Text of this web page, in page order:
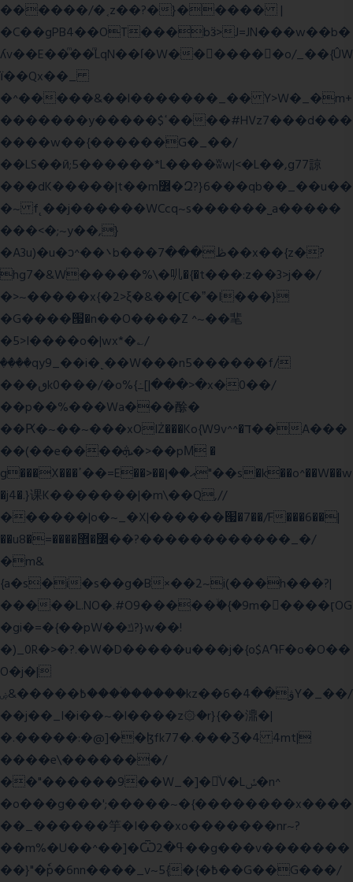
������/�˱z��?�}����� |
�C��gPB4��OT���bӟ>J=JN���w��b�
ʎv��E��ͫ��ͫLqN��ſ�W���ً����o/_��{ÛW
ї��Qx��_
�^�����&��l�������_�� Y>W�_�m+
�������y�����$ߵ����#HVz7���d���
����w��{������G�_��/
��LS��ӣ;5������*L����ʬw|<�L��,g77諒
���dK�����|t��m߼�Զ?}6���qb��_��u��
�~ f˛��j������WCcq~s������˽a�����
���<�;~y��,}
�A3u)�u�ͻ^��܌b���ڟ���7��x��{z�?
hg7�&W�����%\�䶷�{�t���:z��3>j��/
�>~�����x{�2>ξ�&��[C�ˮ�I���}
�G����՗�n��O����Z ^~��靟
�5>I����o�|wx*�؎/
����qy9_��i�˻��W���n5������f/
���ٯk0���/�o%{߸[|���>�x�0��/
��p��%���Wa���酴�
��Ԗ�~��~���xOIŻ���Ko{W9v^^�ד��A���
��(��e����ܞ�>��pΜ �
g���X���ߴ��=E��>��އ��ן"��s�k��o^��W��w
�j4�.}课K�������|�m\��Q,//
������|o�~_�X|������՗�7��/F���6��|
��u8�=����߼�޾��?������������_�/
�m&
{a�s�i�s��g�B×��2~i(���h���?|
�����L.NO�.#O9�����ۙ�{�9m��ً���ӷOG
�gi�=�{��pW��ݿ?}w��!
�)_0R�>�?.�W�D�����u���j�{o$A֏F�o�O��
O�j�|
߿�����&ۻ����ۛ�����kz��ۋ��4�6Y�_��/
��j��_I�i��~�l����z۞�r}{��濎�|
�.�����:�@]��ɮfk77�.���Ʒ�4 4mt|
����e\�������/
��"������9��W_�]�ͮV�Lݽ�n^
�o���g���';�����~�{��������x����
��_������竽�I���xo�������nr~?
��m%�U��^��]�Ѿߟ�2��g���v�������
��}"�ٗp�6nn����_v~5{�{�߿��G��G���/